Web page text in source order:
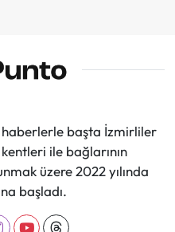
haberlerle başta İzmirliler
ile bağlarının
üzere 2022 yılında
başladı.